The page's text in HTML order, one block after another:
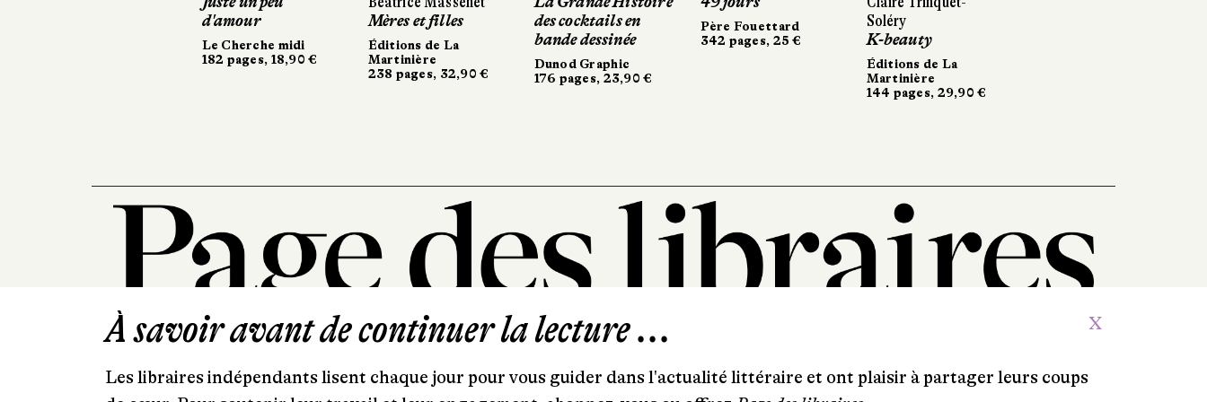
d'amour
Le Cherche midi
182 pages, 18,90 €
Mères et filles
Éditions de La
Martinière
238 pages, 32,90 €
des cocktails en
bande dessinée
Dunod Graphic
176 pages, 23,90 €
Père Fouettard
342 pages, 25 €
Soléry
K-beauty
Éditions de La
Martinière
144 pages, 29,90 €
Mères et filles
Éditions de La
Martinière
238 pages, 32,90 €
des cocktails en
bande dessinée
Dunod Graphic
176 pages, 23,90 €
Père Fouettard
342 pages, 25 €
Soléry
K-beauty
Éditions de La
Martinière
144 pages, 29,90 €
101, rue Saint-Lazare
À savoir avant de continuer la lecture ... X
Les libraires indépendants lisent chaque jour pour vous guider dans l'actualité littéraire et ont plaisir à partager leurs coups